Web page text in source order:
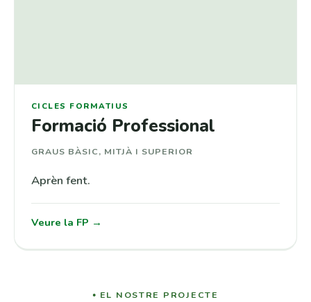
CICLES FORMATIUS
Formació Professional
GRAUS BÀSIC, MITJÀ I SUPERIOR
Aprèn fent.
Veure la FP →
EL NOSTRE PROJECTE